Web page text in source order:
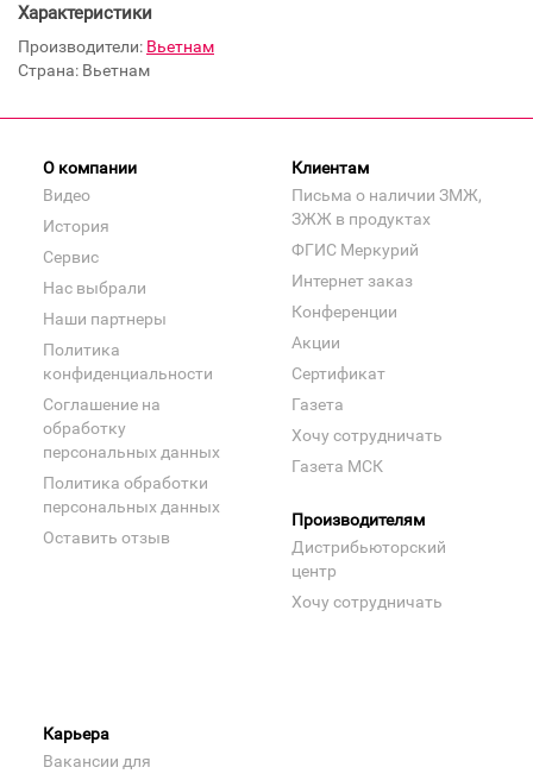
Характеристики
Производители: Вьетнам
Страна: Вьетнам
О компании
Видео
История
Сервис
Нас выбрали
Наши партнеры
Политика
конфиденциальности
Соглашение на
обработку
персональных данных
Политика обработки
персональных данных
Оставить отзыв
Клиентам
Письма о наличии ЗМЖ,
ЗЖЖ в продуктах
ФГИС Меркурий
Интернет заказ
Конференции
Акции
Сертификат
Газета
Хочу сотрудничать
Газета МСК
Производителям
Дистрибьюторский
центр
Хочу сотрудничать
Карьера
Вакансии для